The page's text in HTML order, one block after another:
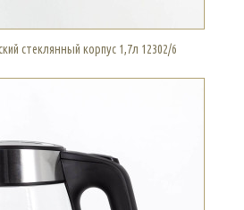
стеклянный корпус 1,7л 12302/6